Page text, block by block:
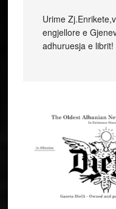
Urime
engjellore e
adhuruesja e librit!